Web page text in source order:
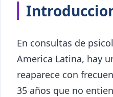
En consultas de
America Latina, hay
reaparece con
35 años que no